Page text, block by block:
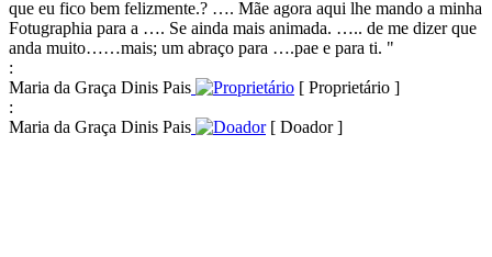
que eu fico bem felizmente.? …. Mãe agora aqui lhe mando a minha
Fotugraphia para a …. Se ainda mais animada. ….. de me dizer que
anda muito……mais; um abraço para ….pae e para ti. "
:
Maria da Graça Dinis Pais
[ Proprietário ]
:
Maria da Graça Dinis Pais
[ Doador ]